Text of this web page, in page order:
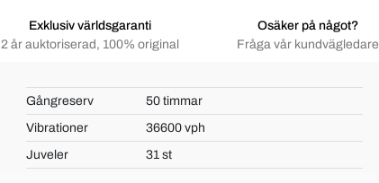
Exklusiv världsgaranti
2 år auktoriserad, 100% original
Osäker på något?
Fråga vår kundvägledare
Gångreserv
50 timmar
Vibrationer
36600 vph
Juveler
31 st